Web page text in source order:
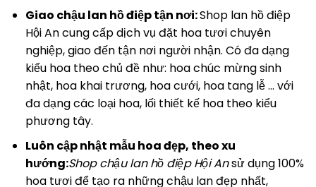
Giao chậu lan hồ điệp tận nơi:Shop lan hồ điệp
Hội An cung cấp dịch vụ đặt hoa tươi chuyên
nghiệp, giao đến tận nơi người nhận. Có đa dạng
kiểu hoa theo chủ đề như: hoa chúc mừng sinh
nhật, hoa khai trương, hoa cưới, hoa tang lễ … với
đa dạng các loại hoa, lối thiết kế hoa theo kiểu
phương tây.
Luôn cập nhật mẫu hoa đẹp, theo xu
hướng:Shop chậu lan hồ điệp Hội Ansử dụng 100%
hoa tươi để tạo ra những chậu lan đẹp nhất,